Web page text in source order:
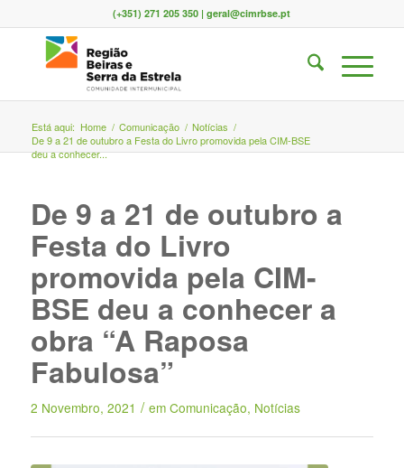
(+351) 271 205 350 | geral@cimrbse.pt
Está aqui: Home / Comunicação / Notícias /
De 9 a 21 de outubro a Festa do Livro promovida pela CIM-BSE
deu a conhecer...
De 9 a 21 de outubro a
Festa do Livro
promovida pela CIM-
BSE deu a conhecer a
obra “A Raposa
Fabulosa”
2 Novembro, 2021 / em Comunicação, Notícias